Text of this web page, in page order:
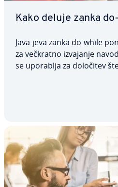
Kako deluje zanka
Java-jeva zanka do-while
za večkratno izvajanje
se uporablja za določitev